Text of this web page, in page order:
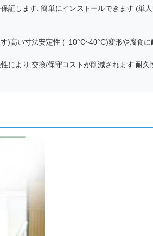
します. 簡単にインストールできます (単
)高い寸法安定性 (−10°C~40°C)変形や腐食に
より,交換/保守コストが削減されます.耐